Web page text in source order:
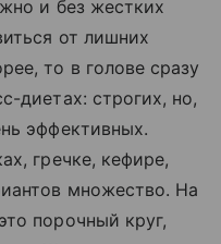
и без жестких
от лишних
то в голове сразу
диетах: строгих, но,
эффективных.
гречке, кефире,
множество. На
порочный круг,